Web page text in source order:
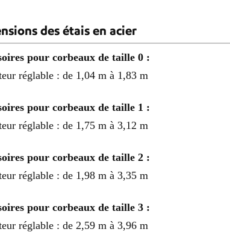
des étais en acier
pour corbeaux de taille 0 :
réglable : de 1,04 m à 1,83 m
pour corbeaux de taille 1 :
réglable : de 1,75 m à 3,12 m
pour corbeaux de taille 2 :
réglable : de 1,98 m à 3,35 m
pour corbeaux de taille 3 :
réglable : de 2,59 m à 3,96 m